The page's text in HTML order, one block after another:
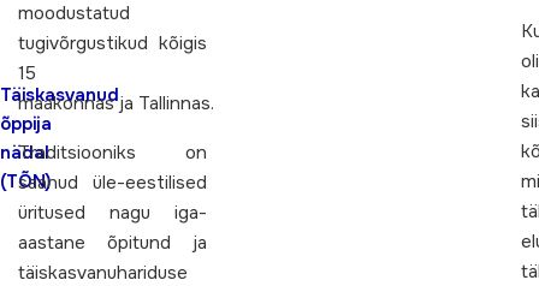
Täiskasvanud
õppija
nädal
(TÕN)
moodustatud
tugivõrgustikud kõigis
15
maakonnas ja Tallinnas.
Traditsiooniks on
saanud üle-eestilised
üritused nagu iga-
aastane õpitund ja
täiskasvanuhariduse
oli